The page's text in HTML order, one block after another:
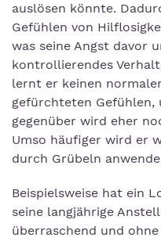
auslösen könnte.
Gefühlen von
was seine Angst davor
kontrollierendes
lernt er keinen
gefürchteten Gefühlen,
gegenüber wird eher
Umso häufiger wird er
durch Grübeln
Beispielsweise hat ein
seine langjährige
überraschend und